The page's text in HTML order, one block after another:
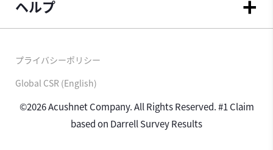
ヘルプ
©2026 Acushnet Company. All Rights Reserved. #1 Claim
based on Darrell Survey Results
プライバシーポリシー
Global CSR (English)